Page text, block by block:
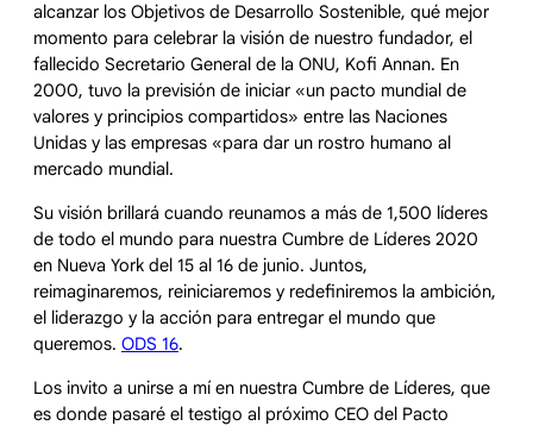
alcanzar los Objetivos de Desarrollo Sostenible, qué mejor
momento para celebrar la visión de nuestro fundador, el
fallecido Secretario General de la ONU, Kofi Annan. En
2000, tuvo la previsión de iniciar «un pacto mundial de
valores y principios compartidos» entre las Naciones
Unidas y las empresas «para dar un rostro humano al
mercado mundial.
Su visión brillará cuando reunamos a más de 1,500 líderes
de todo el mundo para nuestra Cumbre de Líderes 2020
en Nueva York del 15 al 16 de junio. Juntos,
reimaginaremos, reiniciaremos y redefiniremos la ambición,
el liderazgo y la acción para entregar el mundo que
queremos. ODS 16.
Los invito a unirse a mí en nuestra Cumbre de Líderes, que
es donde pasaré el testigo al próximo CEO del Pacto